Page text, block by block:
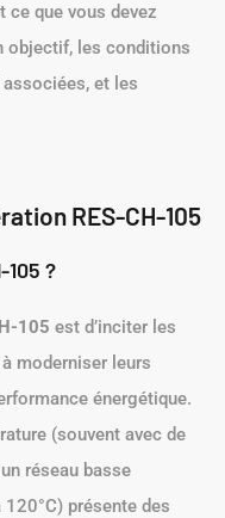
que vous devez
objectif, les conditions
associées, et les
RES-CH-105
105 ?
105 est d’inciter les
moderniser leurs
énergétique.
(souvent avec de
réseau basse
présente des